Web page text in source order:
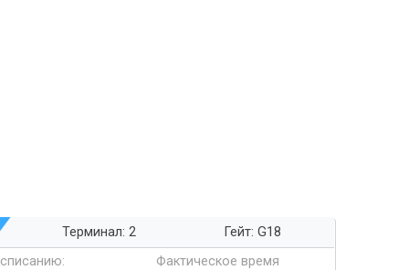
Терминал: 2
Гейт: G18
Фактическое время